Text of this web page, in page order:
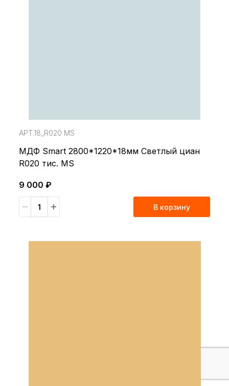
АРТ.18_R020 MS
МДФ Smart 2800*1220*18мм Светлый циан
R020 тис. MS
9 000 ₽
В корзину